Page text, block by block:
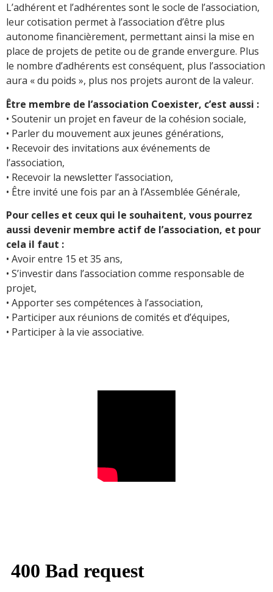
L’adhérent et l’adhérentes sont le socle de l’association,
leur cotisation permet à l’association d’être plus
autonome financièrement, permettant ainsi la mise en
place de projets de petite ou de grande envergure. Plus
le nombre d’adhérents est conséquent, plus l’association
aura « du poids », plus nos projets auront de la valeur.
Être membre de l’association Coexister, c’est aussi :
• Soutenir un projet en faveur de la cohésion sociale,
• Parler du mouvement aux jeunes générations,
• Recevoir des invitations aux événements de
l’association,
• Recevoir la newsletter l’association,
• Être invité une fois par an à l’Assemblée Générale,
Pour celles et ceux qui le souhaitent, vous pourrez
aussi devenir membre actif de l’association, et pour
cela il faut :
• Avoir entre 15 et 35 ans,
• S’investir dans l’association comme responsable de
projet,
• Apporter ses compétences à l’association,
• Participer aux réunions de comités et d’équipes,
• Participer à la vie associative.